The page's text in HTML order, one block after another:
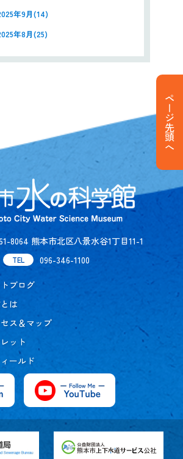
年9月(14)
年8月(25)
ページ先頭へ
8064 熊本市北区八景水谷1丁目11-1
TEL 096-346-1100
ブログ
は
ス＆マップ
ット
ールド